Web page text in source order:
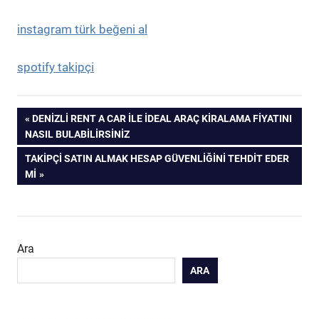
instagram türk beğeni al
spotify takipçi
Yazı
gezinmesi
PREVIOUS
POST:
DENIZLI RENT A CAR İLE İDEAL ARAÇ KIRALAMA FIYATINI
NASIL BULABILIRSINIZ
NEXT
POST:
TAKIPÇI SATIN ALMAK HESAP GÜVENLIĞINI TEHDIT EDER
MI
Ara
ARA